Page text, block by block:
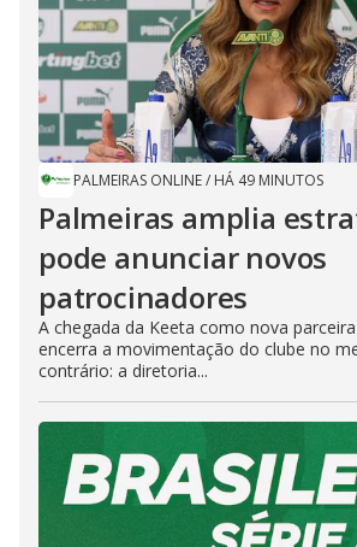
PALMEIRAS ONLINE/ HÁ 49 MINUTOS
Palmeiras amplia
pode anunciar novos
patrocinadores
A chegada da Keeta como nova
encerra a movimentação do clube no
contrário: a diretoria...